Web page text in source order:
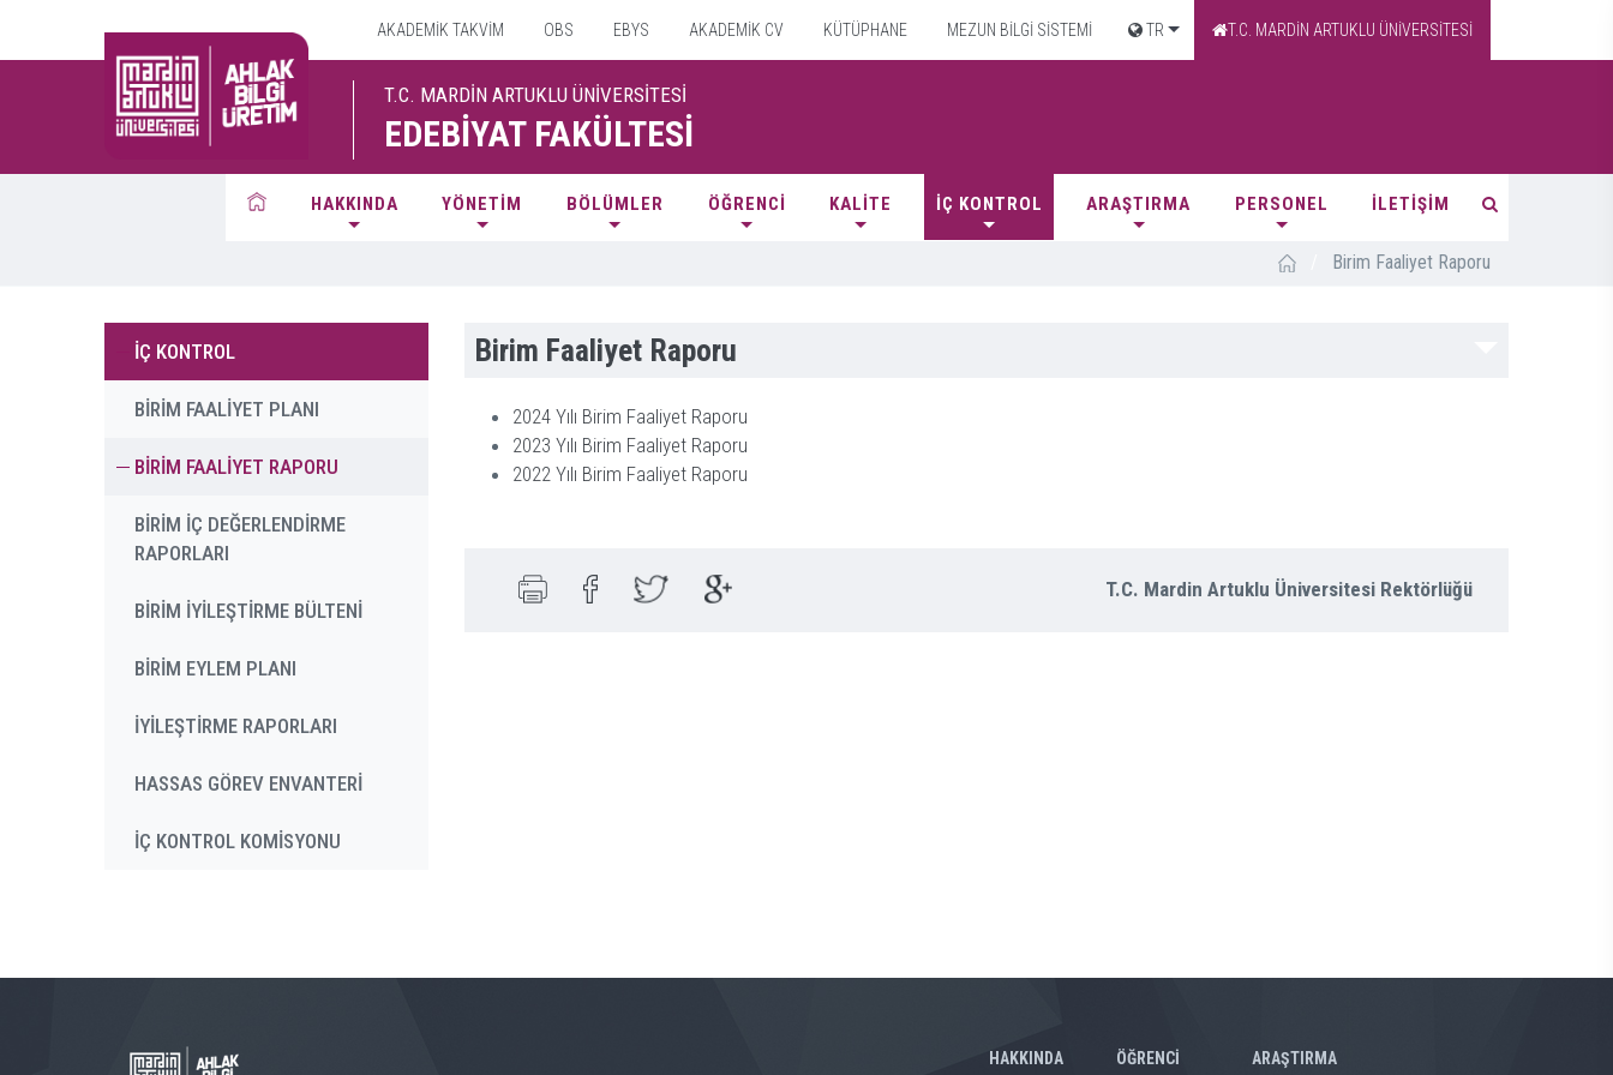
AKADEMİK TAKVİM OBS EBYS AKADEMİK CV KÜTÜPHANE MEZUN BİLGİ SİSTEMİ TR T.C. MARDİN ARTUKLU ÜNİVERSİTESİ
T.C. MARDİN ARTUKLU ÜNİVERSİTESİ
EDEBİYAT FAKÜLTESİ
HAKKINDA YÖNETİM BÖLÜMLER ÖĞRENCİ KALİTE İÇ KONTROL ARAŞTIRMA PERSONEL İLETİŞİM
Birim Faaliyet Raporu
İÇ KONTROL
BİRİM FAALİYET PLANI
BİRİM FAALİYET RAPORU
BİRİM İÇ DEĞERLENDİRME
RAPORLARI
BİRİM İYİLEŞTİRME BÜLTENİ
BİRİM EYLEM PLANI
İYİLEŞTİRME RAPORLARI
HASSAS GÖREV ENVANTERİ
İÇ KONTROL KOMİSYONU
Birim Faaliyet Raporu
2024 Yılı Birim Faaliyet Raporu
2023 Yılı Birim Faaliyet Raporu
2022 Yılı Birim Faaliyet Raporu
T.C. Mardin Artuklu Üniversitesi Rektörlüğü
HAKKINDA ÖĞRENCİ ARAŞTIRMA